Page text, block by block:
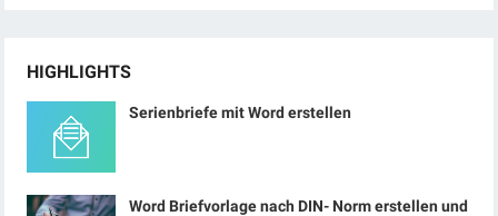
HIGHLIGHTS
Serienbriefe mit Word erstellen
Word Briefvorlage nach DIN- Norm erstellen und